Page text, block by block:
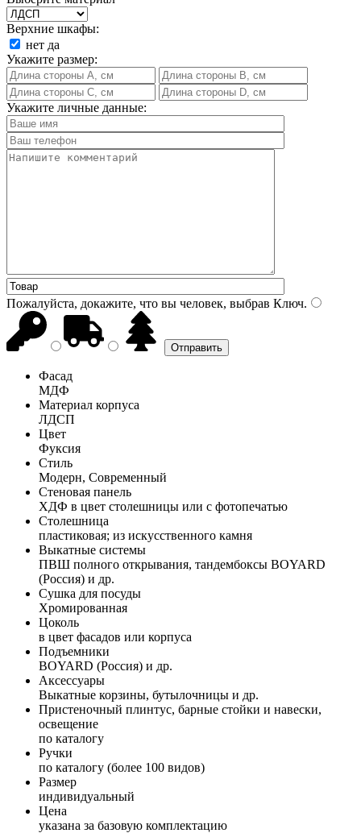
Верхние шкафы:
нет да
Укажите размер:
Укажите личные данные:
Пожалуйста, докажите, что вы человек, выбрав Ключ.
Фасад
МДФ
Материал корпуса
ЛДСП
Цвет
Фуксия
Стиль
Модерн, Современный
Стеновая панель
ХДФ в цвет столешницы или с фотопечатью
Столешница
пластиковая; из искусственного камня
Выкатные системы
ПВШ полного открывания, тандембоксы BOYARD
(Россия) и др.
Сушка для посуды
Хромированная
Цоколь
в цвет фасадов или корпуса
Подъемники
BOYARD (Россия) и др.
Аксессуары
Выкатные корзины, бутылочницы и др.
Пристеночный плинтус, барные стойки и навески,
освещение
по каталогу
Ручки
по каталогу (более 100 видов)
Размер
индивидуальный
Цена
указана за базовую комплектацию